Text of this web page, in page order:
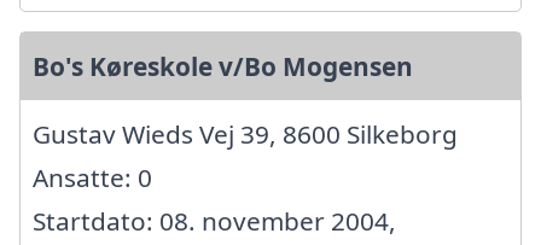
Bo's Køreskole v/Bo Mogensen
Gustav Wieds Vej 39, 8600 Silkeborg
Ansatte: 0
Startdato: 08. november 2004,